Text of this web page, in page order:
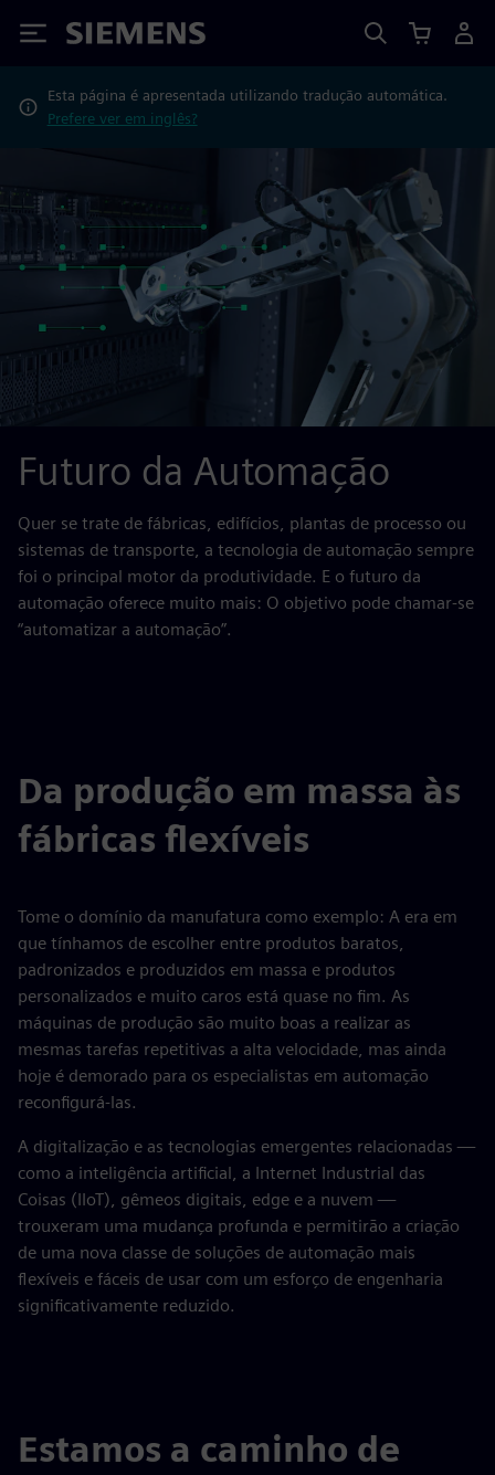
Siemens
Esta página é apresentada utilizando tradução automática.
Prefere ver em inglês?
Futuro da Automação
Quer se trate de fábricas, edifícios, plantas de processo ou
sistemas de transporte, a tecnologia de automação sempre
foi o principal motor da produtividade. E o futuro da
automação oferece muito mais: O objetivo pode chamar-se
“automatizar a automação”.
Da produção em massa às
fábricas flexíveis
Tome o domínio da manufatura como exemplo: A era em
que tínhamos de escolher entre produtos baratos,
padronizados e produzidos em massa e produtos
personalizados e muito caros está quase no fim. As
máquinas de produção são muito boas a realizar as
mesmas tarefas repetitivas a alta velocidade, mas ainda
hoje é demorado para os especialistas em automação
reconfigurá-las.
A digitalização e as tecnologias emergentes relacionadas —
como a inteligência artificial, a Internet Industrial das
Coisas (IIoT), gêmeos digitais, edge e a nuvem —
trouxeram uma mudança profunda e permitirão a criação
de uma nova classe de soluções de automação mais
flexíveis e fáceis de usar com um esforço de engenharia
significativamente reduzido.
Estamos a caminho de